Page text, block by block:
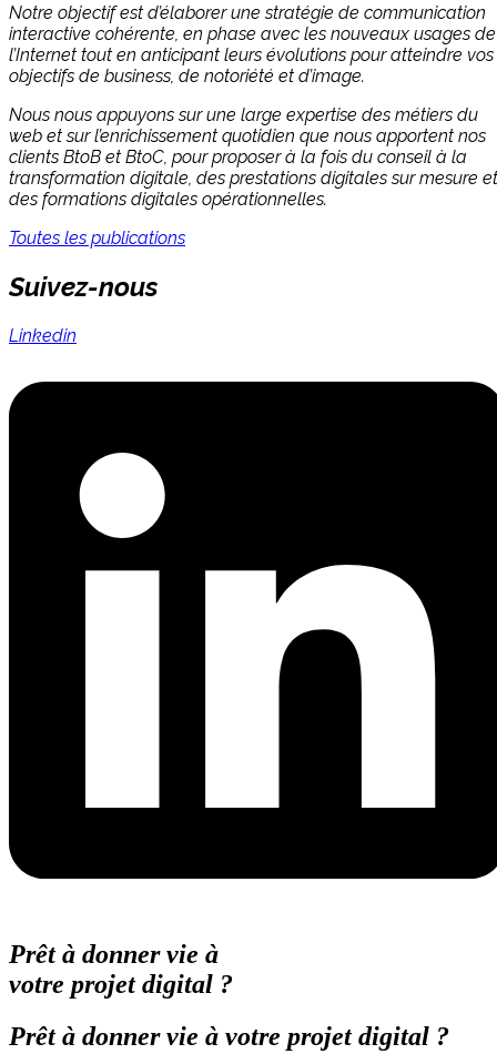
Notre objectif est d’élaborer une stratégie de communication
interactive cohérente, en phase avec les nouveaux usages de
l’Internet tout en anticipant leurs évolutions pour atteindre vos
objectifs de business, de notoriété et d’image.
Nous nous appuyons sur une large expertise des métiers du
web et sur l’enrichissement quotidien que nous apportent nos
clients BtoB et BtoC, pour proposer à la fois du conseil à la
transformation digitale, des prestations digitales sur mesure et
des formations digitales opérationnelles.
Toutes les publications
Suivez-nous
Linkedin
Prêt à donner vie à
votre projet digital ?
Prêt à donner vie à votre projet digital ?